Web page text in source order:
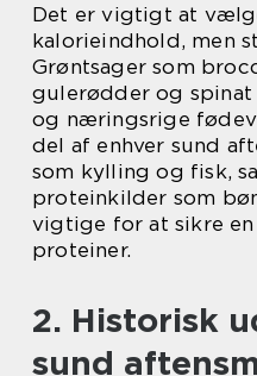
Det er vigtigt at
kalorieindhold, men
Grøntsager som
gulerødder og spinat
og næringsrige
del af enhver sund
som kylling og fisk,
proteinkilder som
vigtige for at sikre
proteiner.
2. Historisk
sund